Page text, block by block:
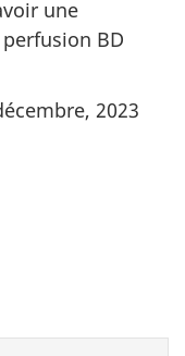
une
BD
2023